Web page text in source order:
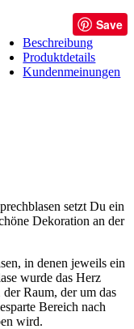
Save
Beschreibung
Produktdetails
Kundenmeinungen
setzt Du ein
Dekoration an der
in denen jeweils ein
wurde das Herz
der Raum, der um das
Bereich nach
wird.